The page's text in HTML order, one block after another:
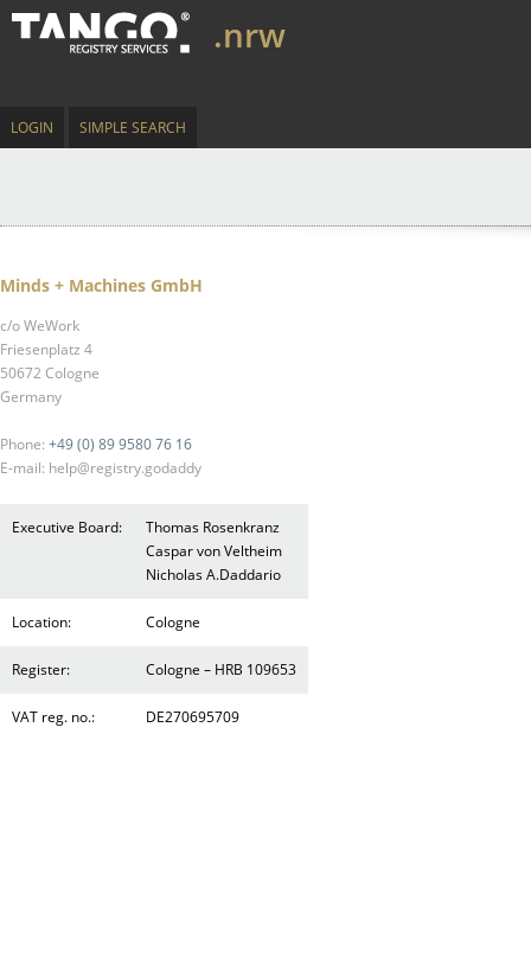
.nrw
LOGIN SIMPLE SEARCH
Minds + Machines GmbH
c/o WeWork
Friesenplatz 4
50672 Cologne
Germany
Phone: +49 (0) 89 9580 76 16
E-mail: help@registry.godaddy
Executive Board:
Thomas Rosenkranz
Caspar von Veltheim
Nicholas A.Daddario
Location: Cologne
Register: Cologne – HRB 109653
VAT reg. no.: DE270695709